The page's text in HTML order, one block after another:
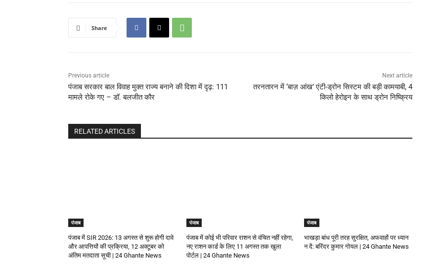
Share
Previous article
पंजाब सरकार बाल विवाह मुक्त राज्य बनाने की दिशा में दृढ़: 111
मामले रोके गए – डॉ. बलजीत कौर
Next article
तरनतारन में ‘बाज़ आंख’ एंटी-ड्रोन सिस्टम की बड़ी कामयाबी, 4
किलो हेरोइन के साथ ड्रोन निष्क्रिय
RELATED ARTICLES
पंजाब
पंजाब में SIR 2026: 13 अगस्त से शुरू होगी दावे
और आपत्तियों की प्रक्रिया, 12 अक्टूबर को
अंतिम मतदाता सूची | 24 Ghante News
पंजाब
पंजाब में कोई भी परिवार राशन से वंचित नहीं रहेगा,
नए राशन कार्ड के लिए 11 अगस्त तक खुला
पोर्टल | 24 Ghante News
पंजाब
भाखड़ा बांध पूरी तरह सुरक्षित, अफवाहों पर ध्यान
न दें: बरिंदर कुमार गोयल | 24 Ghante News